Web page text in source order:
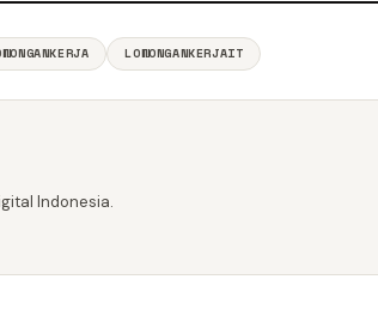
LOWONGANKERJAIT
Indonesia.